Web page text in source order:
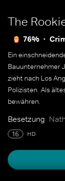
The
76%
Ein
Bauunternehmer
zieht nach Los
Polizisten. Als
bewähren.
Besetzung
16 HD